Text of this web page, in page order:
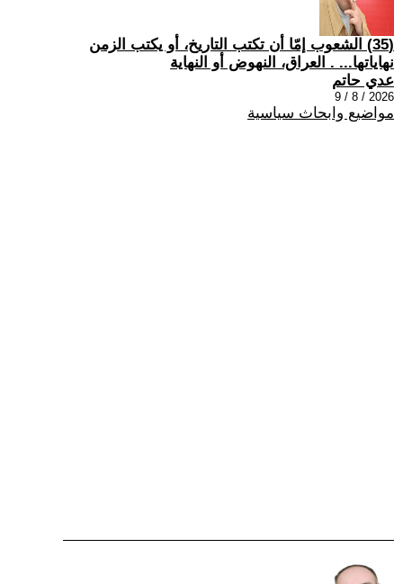
(35) الشعوب إمّا أن تكتب التاريخ، أو يكتب الزمن
نهاياتها... . العراق، النهوض أو النهاية
عدي حاتم
2026 / 8 / 9
مواضيع وابحاث سياسية